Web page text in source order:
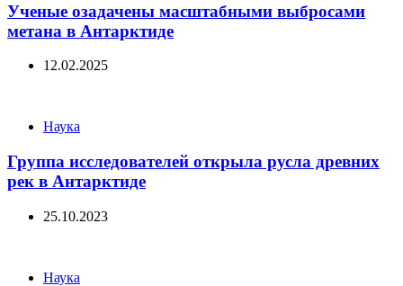
Ученые озадачены масштабными выбросами
метана в Антарктиде
12.02.2025
Categories
Наука
Группа исследователей открыла русла древних
рек в Антарктиде
25.10.2023
Categories
Наука